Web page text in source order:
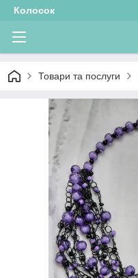
Колосок
Товари та послуги